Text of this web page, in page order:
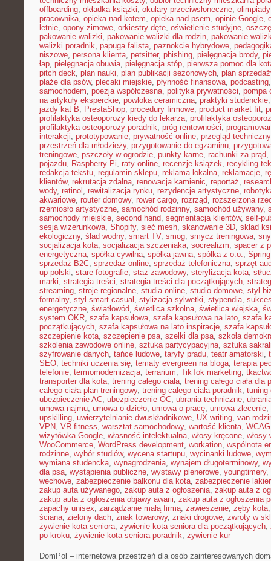
offboarding, okładka książki, okulary przeciwsłoneczne,
pracownika, opieka nad kotem, opieka nad psem, opinie Google,
letnie, opony zimowe, orkiestry dęte, oświetlenie studyjne,
pakowanie walizki, pakowanie walizki dla rodzin, pakowanie
walizki poradnik, papuga falista, paznokcie hybrydowe,
niszowe, persona klienta, petsitter, phishing, pielęgnacja brody,
łap, pielęgnacja obuwia, pielęgnacja stóp, pierwsza pomoc dla
pitch deck, plan nauki, plan publikacji sezonowych, plan
plaże dla psów, plecaki miejskie, płynność finansowa, podcasting
samochodem, poezja współczesna, polityka prywatności, pompa
na artykuły eksperckie, powłoka ceramiczna, praktyki studenckie
jazdy kat B, PrestaShop, procedury firmowe, product market fit,
profilaktyka osteoporozy kiedy do lekarza, profilaktyka
profilaktyka osteoporozy poradnik, próg rentowności,
interakcji, prototypowanie, prywatność online, przegląd techniczny
przestrzeń dla młodzieży, przygotowanie do egzaminu,
treningowe, pszczoły w ogrodzie, punkty karne, rachunki za prąd,
pojazdu, Raspberry Pi, raty online, recenzje książek, recykling
redakcja tekstu, regulamin sklepu, reklama lokalna, reklamacje,
klientów, rekrutacja zdalna, renowacja kamienic, reportaż,
wody, retinol , rewitalizacja rynku, rezydencje artystyczne,
akwariowe, router domowy, rower cargo, rozrząd, rozszerzona
rzemiosło artystyczne, samochód rodzinny, samochód używany,
samochody miejskie, second hand, segmentacja klientów, self-
sesja wizerunkowa, Shopify, sieć mesh, skanowanie 3D, skład
ekologiczny, ślad wodny, smart TV, smog, smycz treningowa,
socjalizacja kota, socjalizacja szczeniaka, socrealizm, spacer z
energetyczna, spółka cywilna, spółka jawna, spółka z o.o.,
sprzedaż B2C, sprzedaż online, sprzedaż telefoniczna, sprzęt
up polski, stare fotografie, staż zawodowy, sterylizacja kota,
marki, strategia treści, strategia treści dla początkujących,
streaming, stroje regionalne, studia online, studio domowe, styl
formalny, styl smart casual , stylizacja sylwetki, stypendia,
energetyczne, światłowód, świetlica szkolna, świetlica wiejska,
system OKR, szafa kapsułowa, szafa kapsułowa na lato, szafa
początkujących, szafa kapsułowa na lato inspiracje, szafa
szczepienie kota, szczepienie psa, szelki dla psa, szkoła
szkolenia zawodowe online, sztuka partycypacyjna, sztuka
szyfrowanie danych, tańce ludowe, taryfy prądu, teatr amatorski,
SEO, techniki uczenia się, tematy evergreen na bloga, terapia
telefonie, termomodernizacja, terrarium, TikTok marketing,
transporter dla kota, trening całego ciała, trening całego ciała dla
całego ciała plan treningowy, trening całego ciała poradnik, tuning
ubezpieczenie AC, ubezpieczenie OC, ubrania techniczne,
umowa najmu, umowa o dzieło, umowa o pracę, umowa zlecenie,
upskilling, uwierzytelnianie dwuskładnikowe, UX writing, van
VPN, VR fitness, warsztat samochodowy, wartość klienta, WCAG
wizytówka Google, własność intelektualna, włosy kręcone, włosy
WooCommerce, WordPress development, workation, wspólnota
rodzinne, wybór studiów, wycena startupu, wycinanki ludowe,
wymiana studencka, wynagrodzenia, wynajem długoterminowy,
dla psa, wystąpienia publiczne, wystawy plenerowe, youngtimery,
węchowe, zabezpieczenie balkonu dla kota, zabezpieczenie
zakup auta używanego, zakup auta z ogłoszenia, zakup auta z
zakup auta z ogłoszenia objawy awarii, zakup auta z ogłoszenia
zapachy unisex, zarządzanie małą firmą, zawieszenie, zęby kota
ściana, zielony dach, znak towarowy, znaki drogowe, zwroty w
żywienie kota seniora, żywienie kota seniora dla początkujących,
po kroku, żywienie kota seniora poradnik, żywienie kur
DomPol – internetowa przestrzeń dla osób zainteresowanych